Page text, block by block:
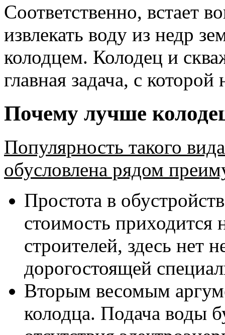
Соответственно, встает
извлекать воду из недр
колодцем. Колодец и
главная задача, с
Почему лучше
Популярность такого
обусловлена рядом
Простота в
стоимость приходится
строителей, здесь нет
дорогостоящей
Вторым весомым
колодца. Подача воды